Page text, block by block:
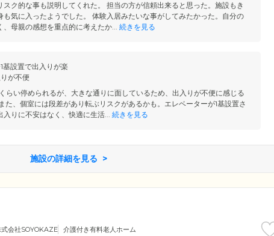
スク的な事も説明してくれた。 担当の方が信頼出来ると思った。施設もき
も気に入ったようでした。 体験入居みたいな事がしてみたかった。自分の
母親の感想を重点的に考えたか...
続きを見る
基設置で出入りが楽
が不便
らい停められるが、大きな通りに面しているため、出入りが不便に感じる
た、個室には段差があり転ぶリスクがあるかも。エレベーターが1基設置さ
りに不安はなく、快適に生活...
続きを見る
施設の詳細を見る
会社SOYOKAZE 介護付き有料老人ホーム